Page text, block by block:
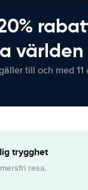
världen
till och med
trygghet
resa.